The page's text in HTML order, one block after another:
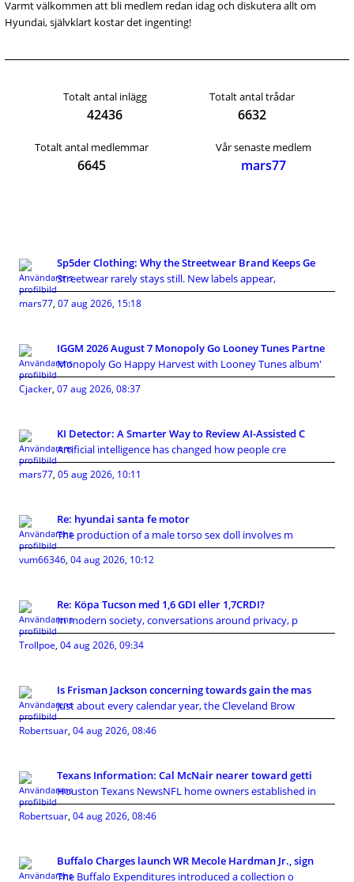
Varmt välkommen att bli medlem redan idag och diskutera allt om
Hyundai, självklart kostar det ingenting!
Totalt antal inlägg
42436
Totalt antal trådar
6632
Totalt antal medlemmar
6645
Vår senaste medlem
mars77
Sp5der Clothing: Why the Streetwear Brand Keeps Ge
Streetwear rarely stays still. New labels appear,
mars77, 07 aug 2026, 15:18
IGGM 2026 August 7 Monopoly Go Looney Tunes Partne
Monopoly Go Happy Harvest with Looney Tunes album'
Cjacker, 07 aug 2026, 08:37
KI Detector: A Smarter Way to Review AI-Assisted C
Artificial intelligence has changed how people cre
mars77, 05 aug 2026, 10:11
Re: hyundai santa fe motor
The production of a male torso sex doll involves m
vum66346, 04 aug 2026, 10:12
Re: Köpa Tucson med 1,6 GDI eller 1,7CRDI?
In modern society, conversations around privacy, p
Trollpoe, 04 aug 2026, 09:34
Is Frisman Jackson concerning towards gain the mas
Just about every calendar year, the Cleveland Brow
Robertsuar, 04 aug 2026, 08:46
Texans Information: Cal McNair nearer toward getti
Houston Texans NewsNFL home owners established in
Robertsuar, 04 aug 2026, 08:46
Buffalo Charges launch WR Mecole Hardman Jr., sign
The Buffalo Expenditures introduced a collection o